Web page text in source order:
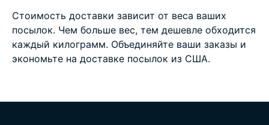
Стоимость доставки зависит от веса ваших
посылок. Чем больше вес, тем дешевле обходится
каждый килограмм. Объединяйте ваши заказы и
экономьте на доставке посылок из США.